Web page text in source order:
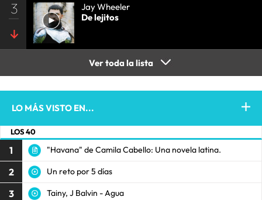
3
Jay Wheeler
De lejitos
Ver toda la lista
LO MÁS VISTO EN...
LOS 40
1 "Havana" de Camila Cabello: Una novela latina.
2 Un reto por 5 días
3 Tainy, J Balvin - Agua